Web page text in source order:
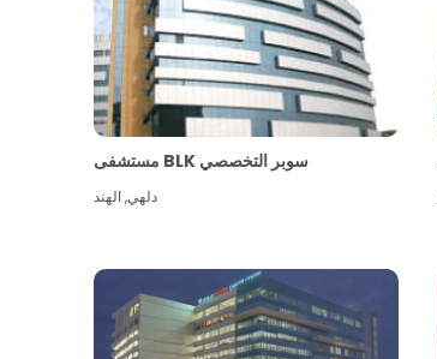
مستشفى BLK سوبر التخصصي
دلهي,الهند